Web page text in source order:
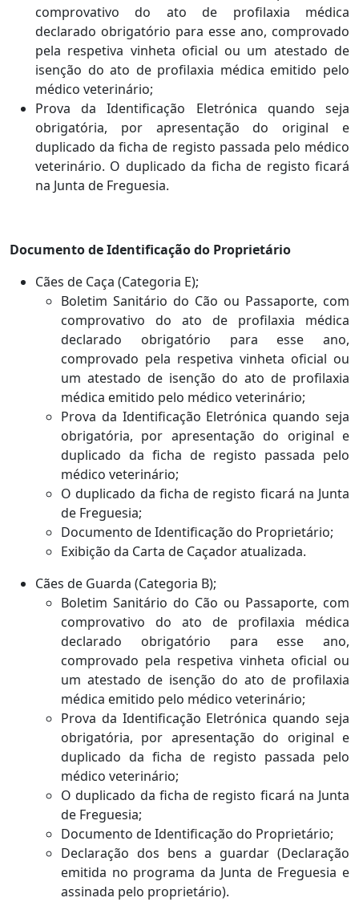
comprovativo do ato de profilaxia médica
declarado obrigatório para esse ano, comprovado
pela respetiva vinheta oficial ou um atestado de
isenção do ato de profilaxia médica emitido pelo
médico veterinário;
Prova da Identificação Eletrónica quando seja
obrigatória, por apresentação do original e
duplicado da ficha de registo passada pelo médico
veterinário. O duplicado da ficha de registo ficará
na Junta de Freguesia.
Documento de Identificação do Proprietário
Cães de Caça (Categoria E);
Boletim Sanitário do Cão ou Passaporte, com
comprovativo do ato de profilaxia médica
declarado obrigatório para esse ano,
comprovado pela respetiva vinheta oficial ou
um atestado de isenção do ato de profilaxia
médica emitido pelo médico veterinário;
Prova da Identificação Eletrónica quando seja
obrigatória, por apresentação do original e
duplicado da ficha de registo passada pelo
médico veterinário;
O duplicado da ficha de registo ficará na Junta
de Freguesia;
Documento de Identificação do Proprietário;
Exibição da Carta de Caçador atualizada.
Cães de Guarda (Categoria B);
Boletim Sanitário do Cão ou Passaporte, com
comprovativo do ato de profilaxia médica
declarado obrigatório para esse ano,
comprovado pela respetiva vinheta oficial ou
um atestado de isenção do ato de profilaxia
médica emitido pelo médico veterinário;
Prova da Identificação Eletrónica quando seja
obrigatória, por apresentação do original e
duplicado da ficha de registo passada pelo
médico veterinário;
O duplicado da ficha de registo ficará na Junta
de Freguesia;
Documento de Identificação do Proprietário;
Declaração dos bens a guardar (Declaração
emitida no programa da Junta de Freguesia e
assinada pelo proprietário).